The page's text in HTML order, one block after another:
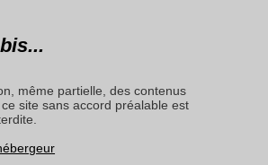
même partielle, des contenus
site sans accord préalable est